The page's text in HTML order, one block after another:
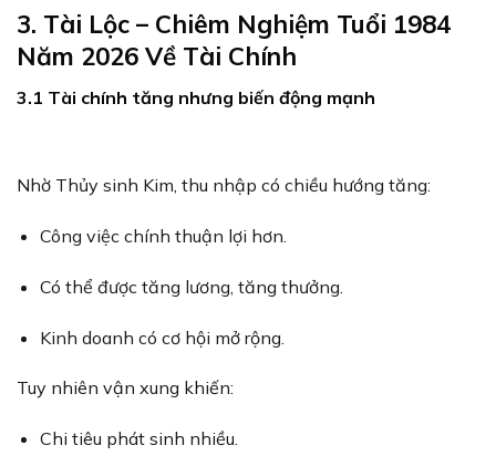
3. Tài Lộc – Chiêm Nghiệm Tuổi 1984
Năm 2026 Về Tài Chính
3.1 Tài chính tăng nhưng biến động mạnh
Nhờ Thủy sinh Kim, thu nhập có chiều hướng tăng:
Công việc chính thuận lợi hơn.
Có thể được tăng lương, tăng thưởng.
Kinh doanh có cơ hội mở rộng.
Tuy nhiên vận xung khiến:
Chi tiêu phát sinh nhiều.